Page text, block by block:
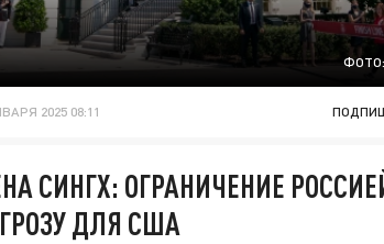
ФОТО:
2025 08:11
СИНГХ: ОГРАНИЧЕНИЕ
ДЛЯ США